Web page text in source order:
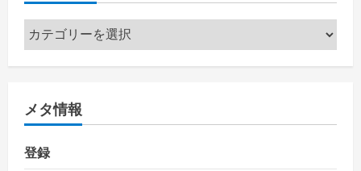
カ
テ
ゴ
ー
メタ情報
登録